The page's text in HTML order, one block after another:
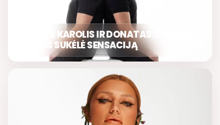
GRUPĖ 2 KAROLIS IR DONATAS: DAINOS,
KURIOS SUKĖLĖ SENSACIJĄ